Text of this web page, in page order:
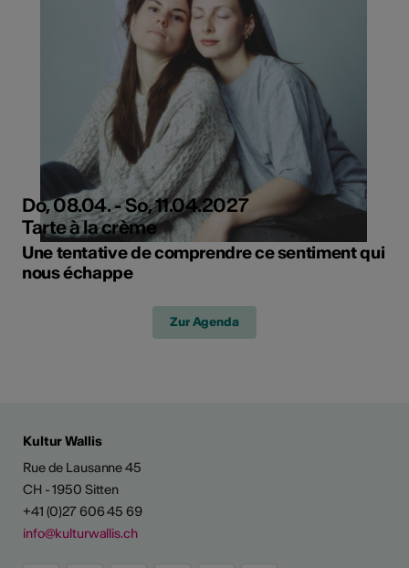
Do, 08.04. - So, 11.04.2027
Tarte à la crème
Une tentative de comprendre ce sentiment qui
nous échappe
Zur Agenda
Kultur Wallis
Rue de Lausanne 45
CH - 1950 Sitten
+41 (0)27 606 45 69
info@kulturwallis.ch